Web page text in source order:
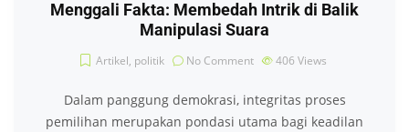
Menggali Fakta: Membedah Intrik di Balik
Manipulasi Suara
Artikel, politik No Comment 406 Views
Dalam panggung demokrasi, integritas proses
pemilihan merupakan pondasi utama bagi keadilan